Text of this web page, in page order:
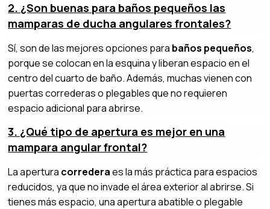
2. ¿Son buenas para baños pequeños las
mamparas de ducha angulares frontales?
Sí, son de las mejores opciones para baños pequeños,
porque se colocan en la esquina y liberan espacio en el
centro del cuarto de baño. Además, muchas vienen con
puertas correderas o plegables que no requieren
espacio adicional para abrirse.
3. ¿Qué tipo de apertura es mejor en una
mampara angular frontal?
La apertura correderaes la más práctica para espacios
reducidos, ya que no invade el área exterior al abrirse. Si
tienes más espacio, una apertura abatible o plegable